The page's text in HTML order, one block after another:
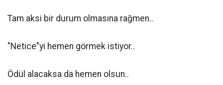
Tam aksi bir durum olmasına rağmen..
"Netice"yi hemen görmek istiyor..
Ödül alacaksa da hemen olsun..